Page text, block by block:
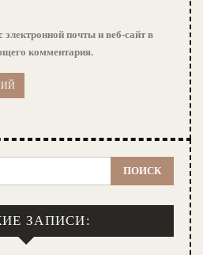
почты и веб-сайт в
комментария.
ЗАПИСИ: